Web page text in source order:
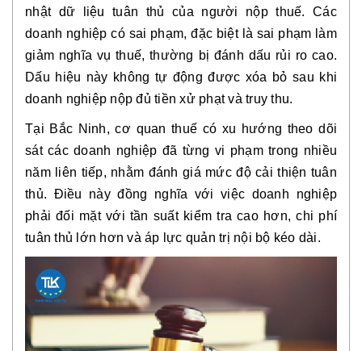
nhật dữ liệu tuân thủ của người nộp thuế. Các
doanh nghiệp có sai phạm, đặc biệt là sai phạm làm
giảm nghĩa vụ thuế, thường bị đánh dấu rủi ro cao.
Dấu hiệu này không tự động được xóa bỏ sau khi
doanh nghiệp nộp đủ tiền xử phạt và truy thu.
Tại Bắc Ninh, cơ quan thuế có xu hướng theo dõi
sát các doanh nghiệp đã từng vi phạm trong nhiều
năm liên tiếp, nhằm đánh giá mức độ cải thiện tuân
thủ. Điều này đồng nghĩa với việc doanh nghiệp
phải đối mặt với tần suất kiểm tra cao hơn, chi phí
tuân thủ lớn hơn và áp lực quản trị nội bộ kéo dài.